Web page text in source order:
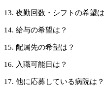
夜勤回数・シフトの希望は
給与の希望は？
配属先の希望は？
入職可能日は？
他に応募している病院は？